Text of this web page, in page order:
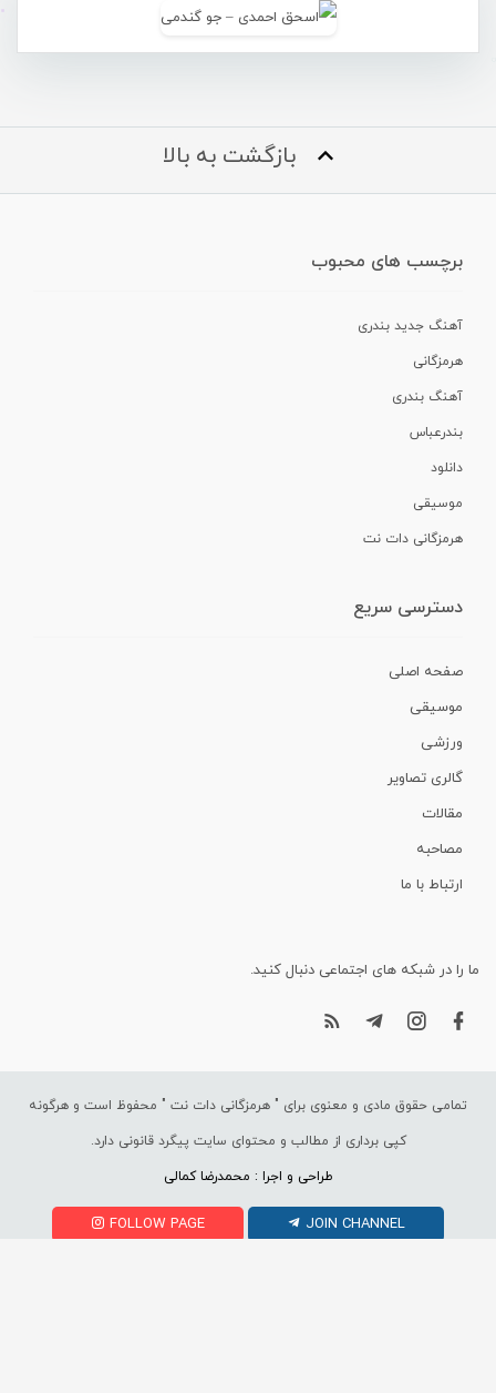
بازگشت به بالا
برچسب های محبوب
آهنگ جدید بندری
هرمزگانی
آهنگ بندری
بندرعباس
دانلود
موسیقی
هرمزگانی دات نت
دسترسی سریع
صفحه اصلی
موسیقی
ورزشی
گالری تصاویر
مقالات
مصاحبه
ارتباط با ما
ما را در شبکه های اجتماعی دنبال کنید.
تمامی حقوق مادی و معنوی برای " هرمزگانی دات نت " محفوظ است و هرگونه
کپی برداری از مطالب و محتوای سایت پیگرد قانونی دارد.
طراحی و اجرا : محمدرضا کمالی
FOLLOW PAGE JOIN CHANNEL